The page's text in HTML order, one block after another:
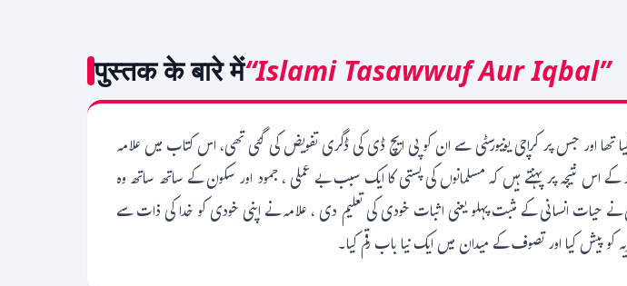
पुस्तक के बारे में“Islami Tasawwuf Aur Iqbal”
تھا اور جس پر کراچی یونیورسٹی سے ان کو پی ایچ ڈی کی ڈگری تفویض کی گئی تھی، اس کتاب میں علامہ
اس نتیجہ پر پہنتے ہیں کہ مسلمانوں کی پستی کا ایک سبب بے عملی ، جمود اور سکون کے ساتھ ساتھ وہ
حیات انسانی کے مثبت پہلو یعنی اثبات خودی کی تعلیم دی ، علامہ نے اپنی خودی کو خدا کی ذات سے
پیش کیا اور تصوف کے میدان میں ایک نیا باب رقم کیا۔